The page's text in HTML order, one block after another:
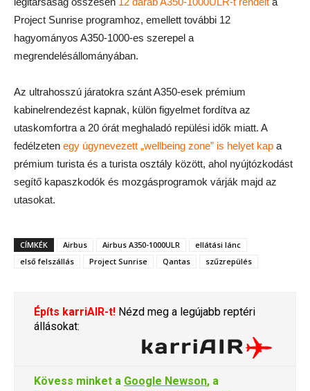
Project Sunrise programhoz, emellett további 12
hagyományos A350-1000-es szerepel a
megrendelésállományában.
Az ultrahosszú járatokra szánt A350-esek prémium
kabinelrendezést kapnak, külön figyelmet fordítva az
utaskomfortra a 20 órát meghaladó repülési idők miatt. A
fedélzeten egy úgynevezett „wellbeing zone” is helyet kap a
prémium turista és a turista osztály között, ahol nyújtózkodást
segítő kapaszkodók és mozgásprogramok várják majd az
utasokat.
CÍMKÉK Airbus Airbus A350-1000ULR
ellátási lánc
első felszállás
Project Sunrise Qantas szűzrepülés
Építs karriAIR-t! Nézd meg a legújabb reptéri
állásokat:
Kövess minket a Google Newson, a